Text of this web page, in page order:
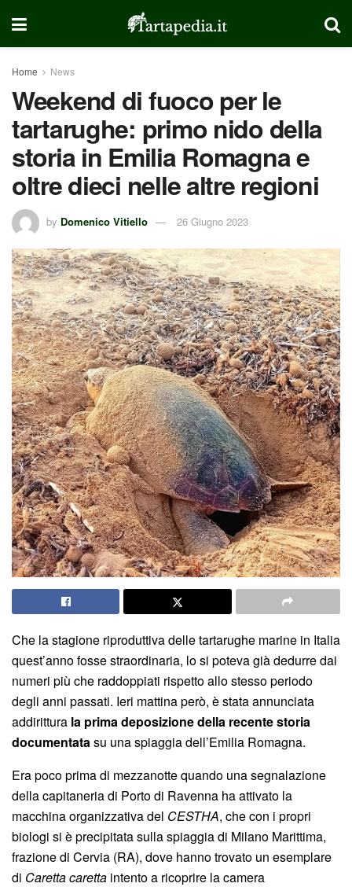
Home News
Weekend di fuoco per le
tartarughe: primo nido della
storia in Emilia Romagna e
oltre dieci nelle altre regioni
by Domenico Vitiello 26 Giugno 2023
Che la stagione riproduttiva delle tartarughe marine in Italia
quest’anno fosse straordinaria, lo si poteva già dedurre dai
numeri più che raddoppiati rispetto allo stesso periodo
degli anni passati. Ieri mattina però, è stata annunciata
addirittura la prima deposizione della recente storia
documentatasu una spiaggia dell’Emilia Romagna.
Era poco prima di mezzanotte quando una segnalazione
della capitaneria di Porto di Ravenna ha attivato la
macchina organizzativa del CESTHA, che con i propri
biologi si è precipitata sulla spiaggia di Milano Marittima,
frazione di Cervia (RA), dove hanno trovato un esemplare
di Caretta caretta intento a ricoprire la camera